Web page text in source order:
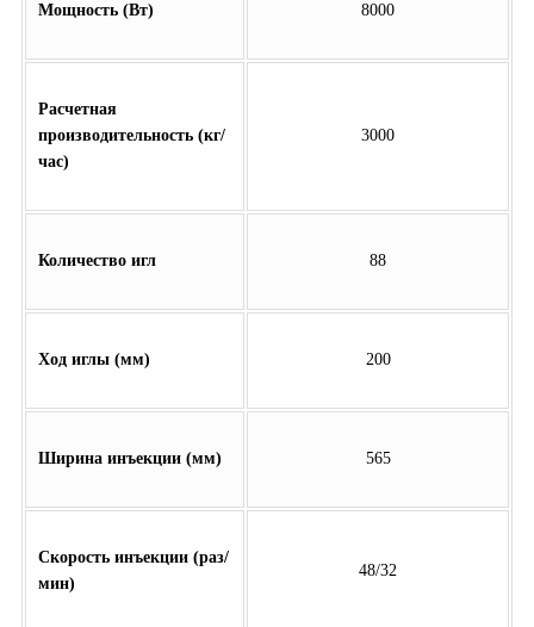
Мощность (Вт) 8000
Расчетная
производительность (кг/
час)
3000
Количество игл 88
Ход иглы (мм) 200
Ширина инъекции (мм) 565
Скорость инъекции (раз/
мин)
48/32